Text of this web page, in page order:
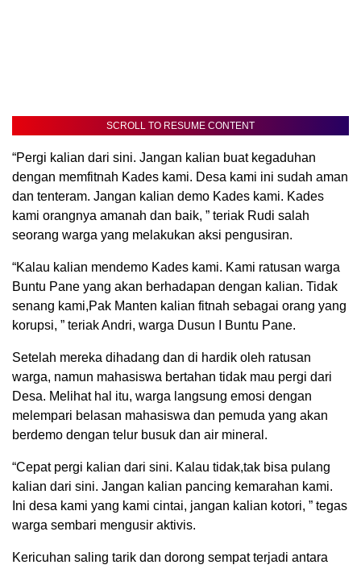
SCROLL TO RESUME CONTENT
“Pergi kalian dari sini. Jangan kalian buat kegaduhan
dengan memfitnah Kades kami. Desa kami ini sudah aman
dan tenteram. Jangan kalian demo Kades kami. Kades
kami orangnya amanah dan baik, ” teriak Rudi salah
seorang warga yang melakukan aksi pengusiran.
“Kalau kalian mendemo Kades kami. Kami ratusan warga
Buntu Pane yang akan berhadapan dengan kalian. Tidak
senang kami,Pak Manten kalian fitnah sebagai orang yang
korupsi, ” teriak Andri, warga Dusun I Buntu Pane.
Setelah mereka dihadang dan di hardik oleh ratusan
warga, namun mahasiswa bertahan tidak mau pergi dari
Desa. Melihat hal itu, warga langsung emosi dengan
melempari belasan mahasiswa dan pemuda yang akan
berdemo dengan telur busuk dan air mineral.
“Cepat pergi kalian dari sini. Kalau tidak,tak bisa pulang
kalian dari sini. Jangan kalian pancing kemarahan kami.
Ini desa kami yang kami cintai, jangan kalian kotori, ” tegas
warga sembari mengusir aktivis.
Kericuhan saling tarik dan dorong sempat terjadi antara